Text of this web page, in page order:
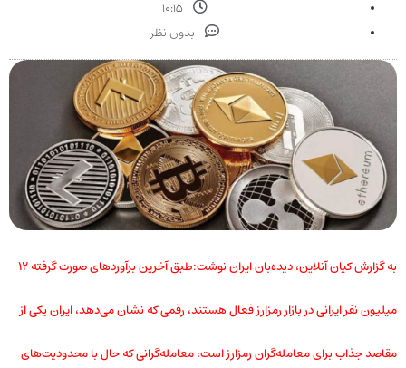
۱۰:۱۵
بدون نظر
به گزارش کیان آنلاین، دیده‌بان ایران نوشت:طبق آخرین برآوردهای صورت گرفته ۱۲
میلیون نفر ایرانی در بازار رمزارز فعال هستند، رقمی که نشان می‌دهد، ایران یکی از
مقاصد جذاب برای معامله‌گران رمزارز است، معامله‌گرانی که حال با محدودیت‌های